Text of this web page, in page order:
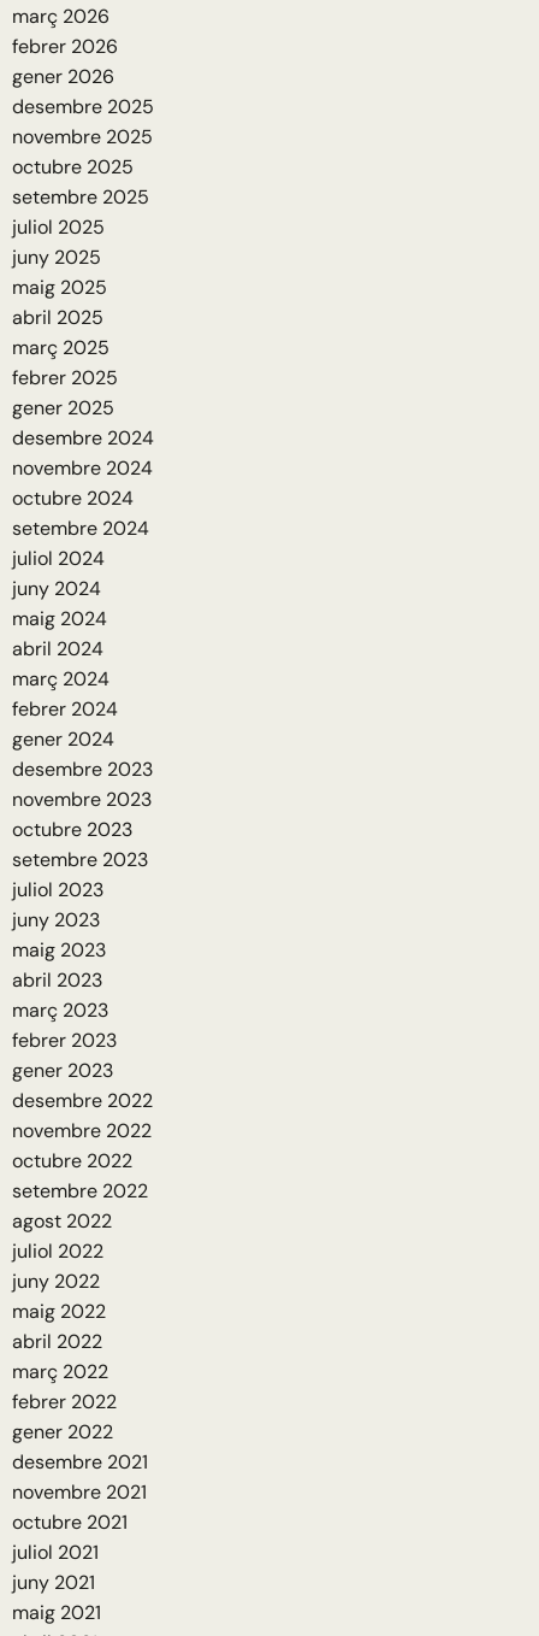
març 2026
febrer 2026
gener 2026
desembre 2025
novembre 2025
octubre 2025
setembre 2025
juliol 2025
juny 2025
maig 2025
abril 2025
març 2025
febrer 2025
gener 2025
desembre 2024
novembre 2024
octubre 2024
setembre 2024
juliol 2024
juny 2024
maig 2024
abril 2024
març 2024
febrer 2024
gener 2024
desembre 2023
novembre 2023
octubre 2023
setembre 2023
juliol 2023
juny 2023
maig 2023
abril 2023
març 2023
febrer 2023
gener 2023
desembre 2022
novembre 2022
octubre 2022
setembre 2022
agost 2022
juliol 2022
juny 2022
maig 2022
abril 2022
març 2022
febrer 2022
gener 2022
desembre 2021
novembre 2021
octubre 2021
juliol 2021
juny 2021
maig 2021